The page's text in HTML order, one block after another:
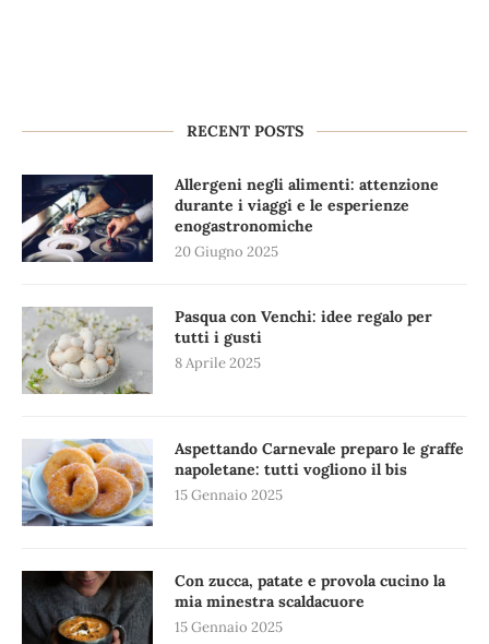
RECENT POSTS
Allergeni negli alimenti: attenzione
durante i viaggi e le esperienze
enogastronomiche
20 Giugno 2025
Pasqua con Venchi: idee regalo per
tutti i gusti
8 Aprile 2025
Aspettando Carnevale preparo le graffe
napoletane: tutti vogliono il bis
15 Gennaio 2025
Con zucca, patate e provola cucino la
mia minestra scaldacuore
15 Gennaio 2025